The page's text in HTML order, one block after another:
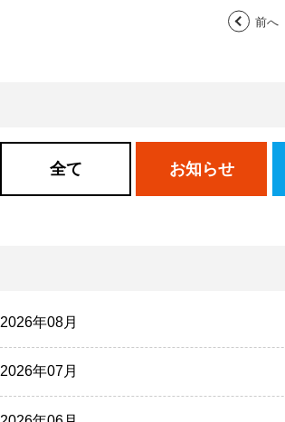
前へ
全て お知らせ
2026年08月
2026年07月